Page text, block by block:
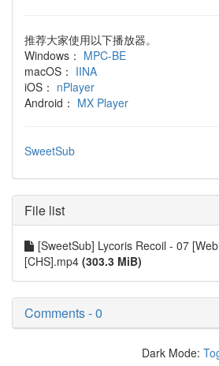
推荐大家使用以下播放器。
Windows： MPC-BE
macOS： IINA
iOS： nPlayer
Android： MX Player
SweetSub
File list
[SweetSub] Lycoris Recoil - 07
[CHS].mp4 (303.3 MiB)
Comments - 0
Dark Mode: